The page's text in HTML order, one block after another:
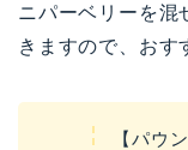
ニパーベリーを混
きますので、おす
【パウ